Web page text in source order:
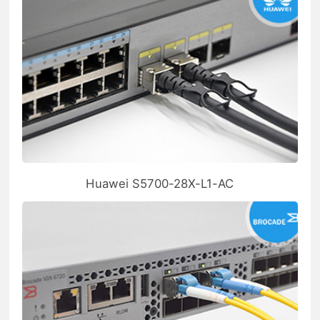
Huawei S5700-28X-L1-AC